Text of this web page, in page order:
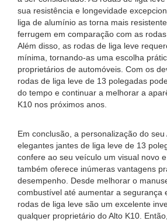
sua resistência e longevidade
liga de alumínio as torna mais
ferrugem em comparação com as
Além disso, as rodas de liga leve
mínima, tornando-as uma escolha
proprietários de automóveis. Com os
rodas de liga leve de 13 polegadas
do tempo e continuar a melhorar a
K10 nos próximos anos.
Em conclusão, a personalização do seu
elegantes jantes de liga leve de 13
confere ao seu veículo um visual novo
também oferece inúmeras vantagens
desempenho. Desde melhorar o
combustível até aumentar a segurança
rodas de liga leve são um excelente
qualquer proprietário do Alto K10.